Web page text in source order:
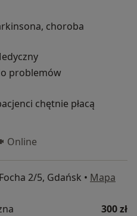
choroba
problemów
chętnie płacą
Online
2/5, Gdańsk • Mapa
300 zł